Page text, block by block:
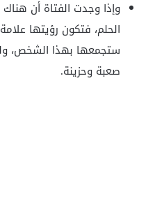
وإذا وجدت الفتاة أن
الحلم، فتكون رؤيتها
ستجمعها بهذا الشخص،
صعبة وحزينة.